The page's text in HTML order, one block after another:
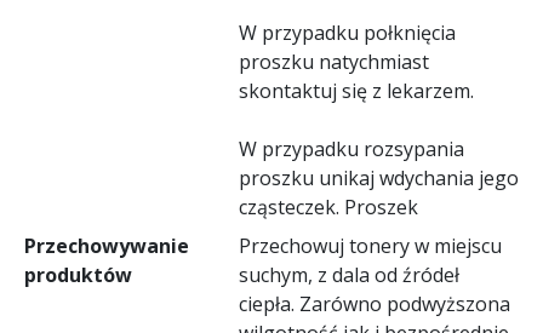
W przypadku połknięcia
proszku natychmiast
skontaktuj się z lekarzem.
W przypadku rozsypania
proszku unikaj wdychania jego
cząsteczek. Proszek
Przechowywanie
produktów
Przechowuj tonery w miejscu
suchym, z dala od źródeł
ciepła. Zarówno podwyższona